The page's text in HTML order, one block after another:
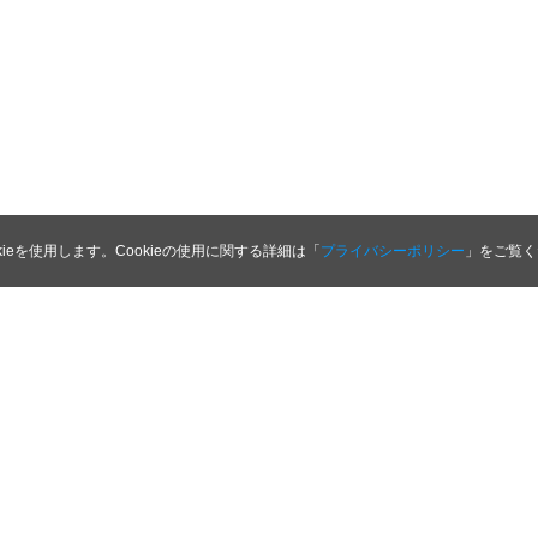
を使用します。Cookieの使用に関する詳細は「プライバシーポリシー 」をご覧く